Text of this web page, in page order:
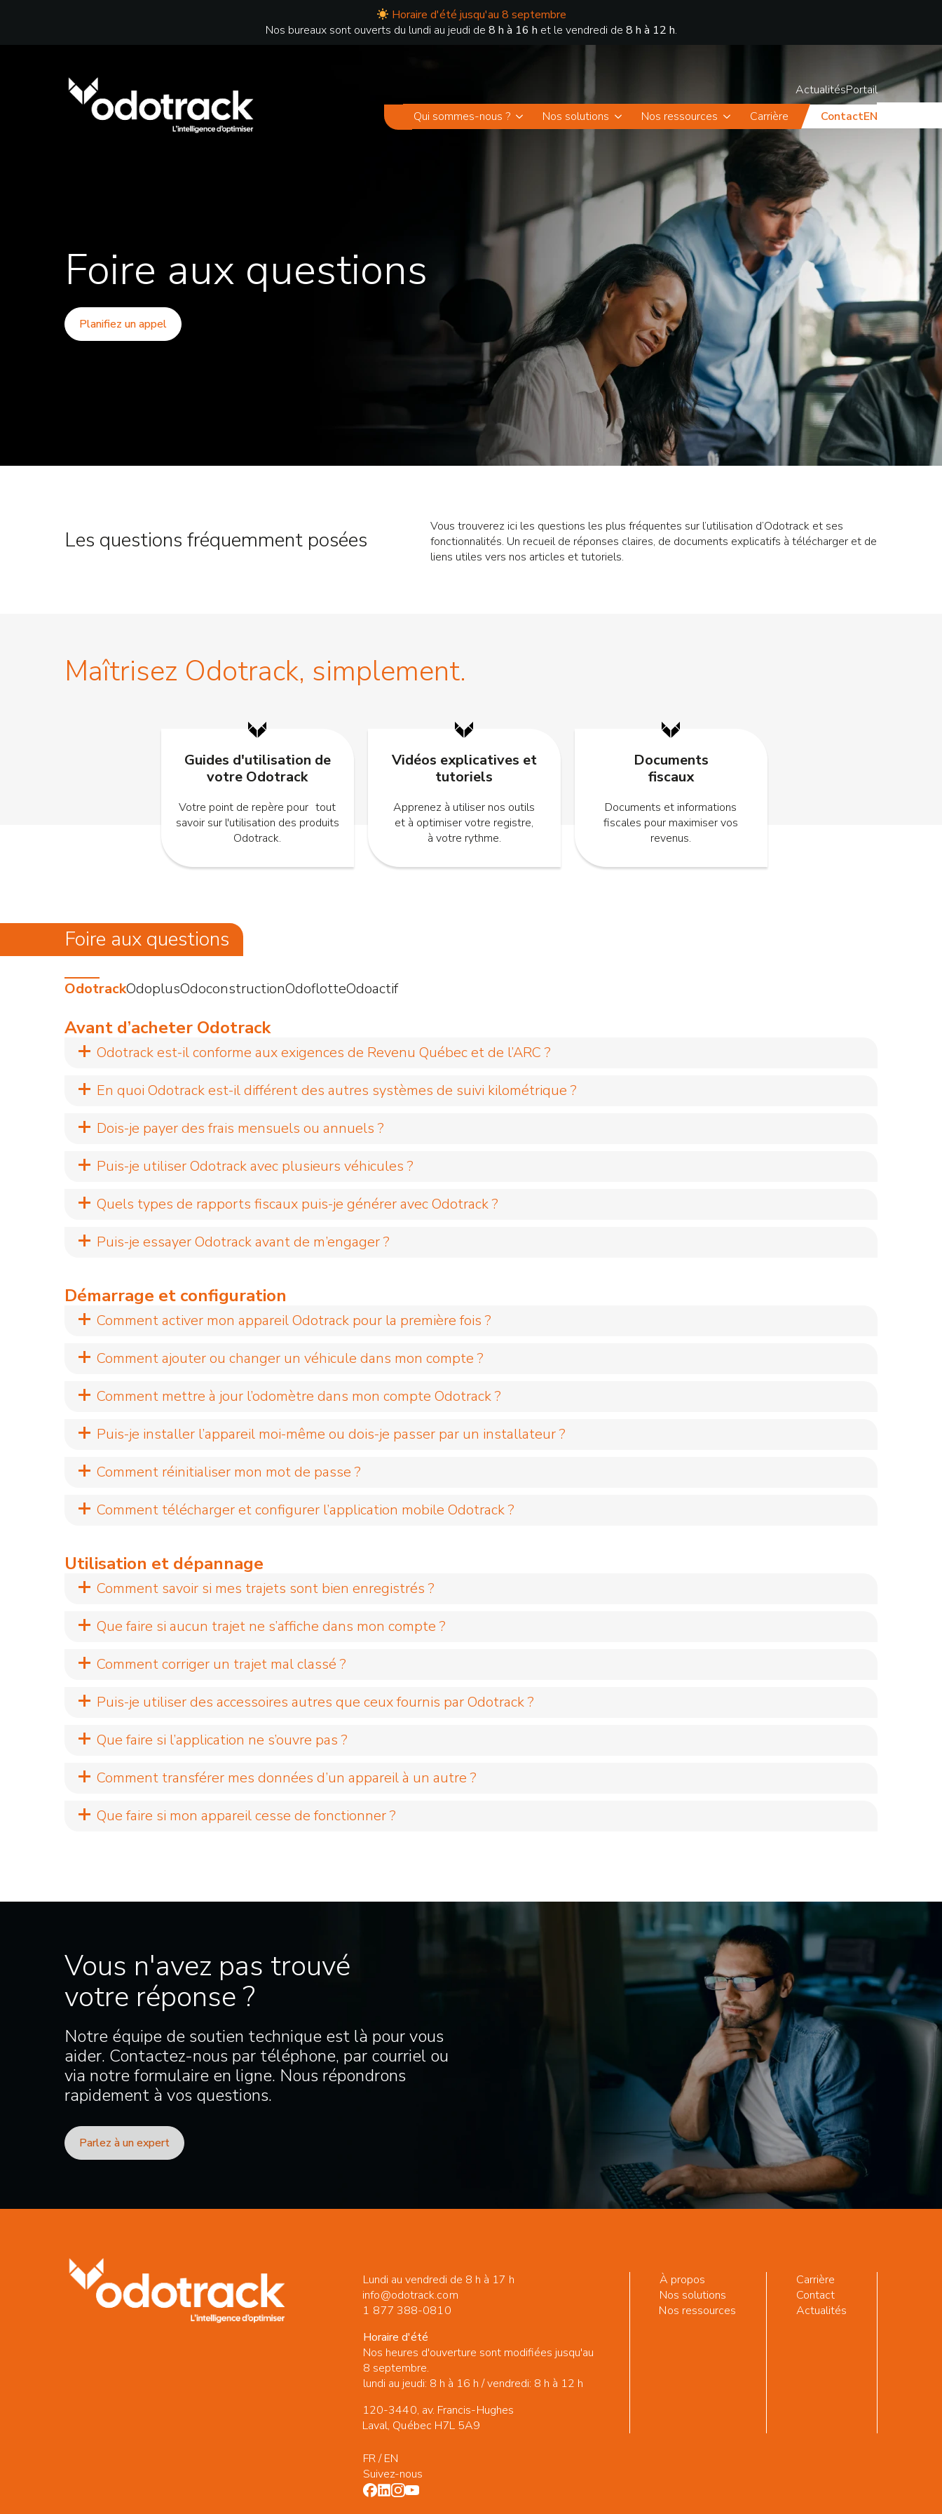
Horaire d'été jusqu'au 8 septembre
Nos bureaux sont ouverts du lundi au jeudi de 8 h à 16 h et le vendredi de 8 h à 12 h.
ActualitésPortail
Qui sommes-nous ?
Nos solutions Nos ressources Carrière ContactEN
Foire aux questions
Planifiez un appel
Les questions fréquemment posées
Vous trouverez ici les questions les plus fréquentes sur l’utilisation d’Odotrack et ses
fonctionnalités. Un recueil de réponses claires, de documents explicatifs à télécharger et de
liens utiles vers nos articles et tutoriels.
Maîtrisez Odotrack, simplement.
Guides d'utilisation de
votre Odotrack
Votre point de repère pour tout
savoir sur l'utilisation des produits
Odotrack.
Vidéos explicatives et
tutoriels
Apprenez à utiliser nos outils
et à optimiser votre registre,
à votre rythme.
Documents
fiscaux
Documents et informations
fiscales pour maximiser vos
revenus.
Foire aux questions
OdotrackOdoplusOdoconstructionOdoflotteOdoactif
Avant d’acheter Odotrack
Odotrack est-il conforme aux exigences de Revenu Québec et de l’ARC ?
En quoi Odotrack est-il différent des autres systèmes de suivi kilométrique ?
Dois-je payer des frais mensuels ou annuels ?
Puis-je utiliser Odotrack avec plusieurs véhicules ?
Quels types de rapports fiscaux puis-je générer avec Odotrack ?
Puis-je essayer Odotrack avant de m’engager ?
Démarrage et configuration
Comment activer mon appareil Odotrack pour la première fois ?
Comment ajouter ou changer un véhicule dans mon compte ?
Comment mettre à jour l’odomètre dans mon compte Odotrack ?
Puis-je installer l’appareil moi-même ou dois-je passer par un installateur ?
Comment réinitialiser mon mot de passe ?
Comment télécharger et configurer l’application mobile Odotrack ?
Utilisation et dépannage
Comment savoir si mes trajets sont bien enregistrés ?
Que faire si aucun trajet ne s’affiche dans mon compte ?
Comment corriger un trajet mal classé ?
Puis-je utiliser des accessoires autres que ceux fournis par Odotrack ?
Que faire si l’application ne s’ouvre pas ?
Comment transférer mes données d’un appareil à un autre ?
Que faire si mon appareil cesse de fonctionner ?
Vous n'avez pas trouvé
votre réponse ?
Notre équipe de soutien technique est là pour vous
aider. Contactez-nous par téléphone, par courriel ou
via notre formulaire en ligne. Nous répondrons
rapidement à vos questions.
Parlez à un expert
Lundi au vendredi de 8 h à 17 h
info@odotrack.com
1 877 388-0810
Horaire d'été
Nos heures d'ouverture sont modifiées jusqu'au
8 septembre.
lundi au jeudi: 8 h à 16 h / vendredi: 8 h à 12 h
120-3440, av. Francis-Hughes
Laval, Québec H7L 5A9
À propos
Nos solutions
Nos ressources
Carrière
Contact
Actualités
FR/EN
Suivez-nous